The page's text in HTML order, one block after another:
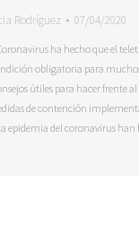
Rodríguez 07/04/2020
ha hecho que el
obligatoria para
útiles para hacer frente
de contención
epidemia del coronavirus han